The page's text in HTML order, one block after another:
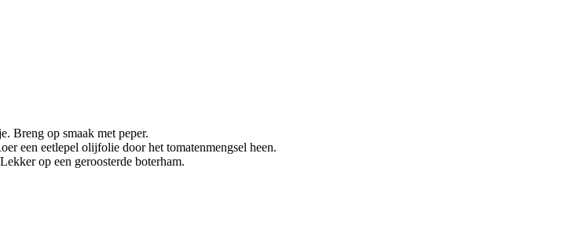
Breng op smaak met peper.
een eetlepel olijfolie door het tomatenmengsel heen.
op een geroosterde boterham.